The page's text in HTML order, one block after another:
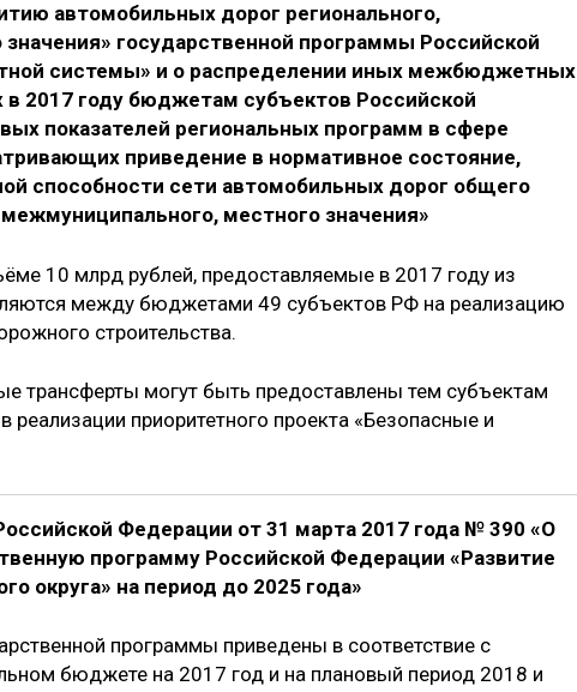
автомобильных дорог регионального,
государственной программы Российской
системы» и о распределении иных межбюджетных
2017 году бюджетам субъектов Российской
показателей региональных программ в сфере
приведение в нормативное состояние,
способности сети автомобильных дорог общего
местного значения»
10 млрд рублей, предоставляемые в 2017 году из
между бюджетами 49 субъектов РФ на реализацию
строительства.
трансферты могут быть предоставлены тем субъектам
приоритетного проекта «Безопасные и
Федерации от 31 марта 2017 года № 390 «О
программу Российской Федерации «Развитие
округа» на период до 2025 года»
программы приведены в соответствие с
бюджете на 2017 год и на плановый период 2018 и